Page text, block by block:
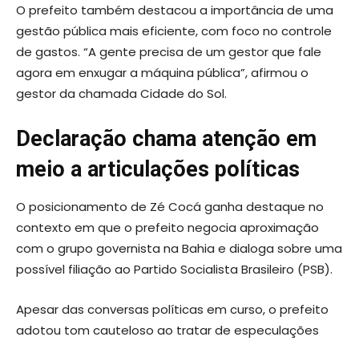
O prefeito também destacou a importância de uma
gestão pública mais eficiente, com foco no controle
de gastos. “A gente precisa de um gestor que fale
agora em enxugar a máquina pública”, afirmou o
gestor da chamada Cidade do Sol.
Declaração chama atenção em
meio a articulações políticas
O posicionamento de Zé Cocá ganha destaque no
contexto em que o prefeito negocia aproximação
com o grupo governista na Bahia e dialoga sobre uma
possível filiação ao Partido Socialista Brasileiro (PSB).
Apesar das conversas políticas em curso, o prefeito
adotou tom cauteloso ao tratar de especulações